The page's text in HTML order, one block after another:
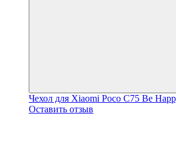
Чехол для Xiaomi Poco C75 Be
Оставить отзыв